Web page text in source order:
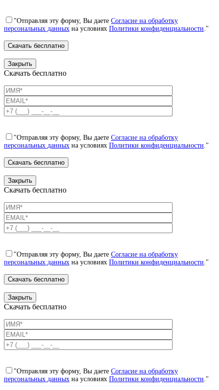
"Отправляя эту форму, Вы даете Согласие на обработку
персональных данных на условиях Политики конфиденциальности ."
Закрыть
Скачать бесплатно
"Отправляя эту форму, Вы даете Согласие на обработку
персональных данных на условиях Политики конфиденциальности ."
Закрыть
Скачать бесплатно
"Отправляя эту форму, Вы даете Согласие на обработку
персональных данных на условиях Политики конфиденциальности ."
Закрыть
Скачать бесплатно
"Отправляя эту форму, Вы даете Согласие на обработку
персональных данных на условиях Политики конфиденциальности ."